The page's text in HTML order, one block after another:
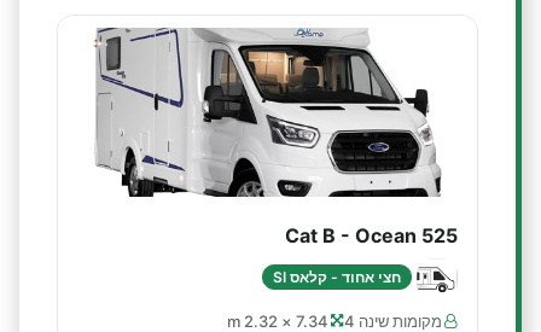
Cat B - Ocean 525
חצי אחוד - קלאס SI
מקומות שינה 4 7.34 × 2.32 m